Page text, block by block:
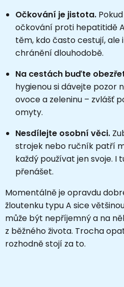
Očkování je jistota.
očkování proti hepatitidě
těm, kdo často cestují, ale
chránění dlouhodobě.
Na cestách buďte
hygienou si dávejte pozor
ovoce a zeleninu – zvlášť
omyty.
Nesdílejte osobní věci.
strojek nebo ručník patří
každý používat jen svoje. I
přenášet.
Momentálně je opravdu
žloutenku typu A sice
může být nepříjemný a na
z běžného života. Trocha
rozhodně stojí za to.